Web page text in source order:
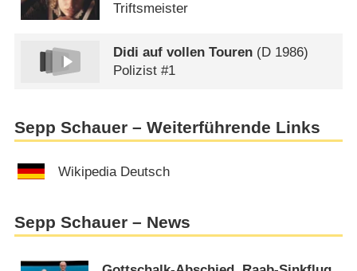
Triftsmeister
Didi auf vollen Touren (D 1986)
Polizist #1
Sepp Schauer – Weiterführende Links
Wikipedia Deutsch
Sepp Schauer – News